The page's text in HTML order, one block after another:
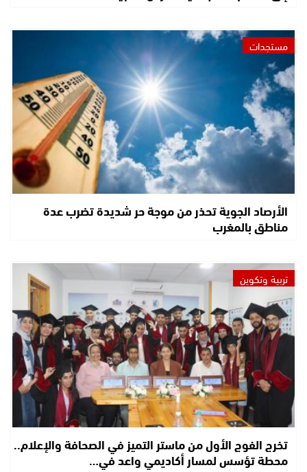
مستجدات
الأرصاد الجوية تحذر من موجة حر شديدة تضرب عدة
مناطق بالمغرب
تربية وتكوين
تخرج الفوج الأول من ماستر التميز في الصحافة والإعلام..
محطة تؤسس لمسار أكاديمي واعد في…